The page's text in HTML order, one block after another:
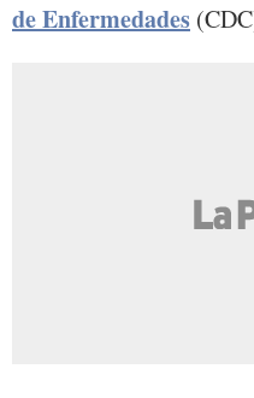
de Enfermedades